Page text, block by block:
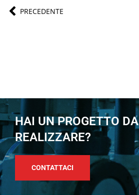
PRECEDENTE
HAI UN PROGETTO DA
REALIZZARE?
CONTATTACI